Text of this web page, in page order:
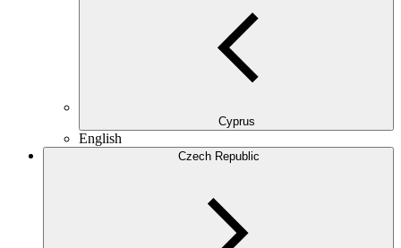
Cyprus
English
Czech Republic